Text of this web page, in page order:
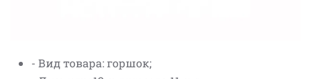
- Вид товара: горшок;